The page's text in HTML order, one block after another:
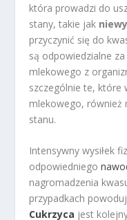
która prowadzi do
stany, takie jak
przyczynić się do
są odpowiedzialne
mlekowego z
szczególnie te, które
mlekowego, również
stanu.
Intensywny wysiłek
odpowiedniego
nagromadzenia
przypadkach
Cukrzyca jest